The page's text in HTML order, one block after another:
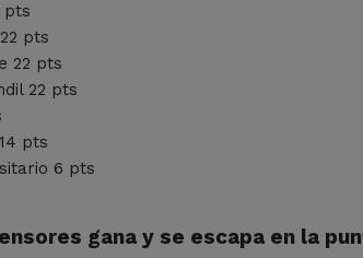
pts
pts
22 pts
22 pts
pts
6 pts
gana y se escapa en la